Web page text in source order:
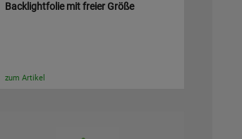
Backlightfolie mit freier Größe
zum Artikel